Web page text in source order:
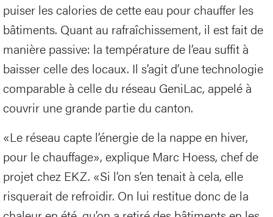
puiser les calories de cette eau pour chauffer les
bâtiments. Quant au rafraîchissement, il est fait de
manière passive: la température de l’eau suffit à
baisser celle des locaux. Il s’agit d’une technologie
comparable à celle du réseau GeniLac, appelé à
couvrir une grande partie du canton.
«Le réseau capte l’énergie de la nappe en hiver,
pour le chauffage», explique Marc Hoess, chef de
projet chez EKZ. «Si l’on s’en tenait à cela, elle
risquerait de refroidir. On lui restitue donc de la